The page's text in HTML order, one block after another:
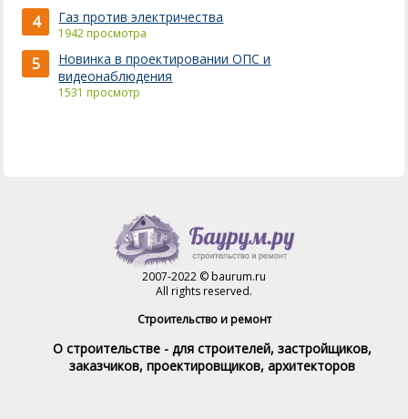
4 Газ против электричества
1942 просмотра
5
Новинка в проектировании ОПС и
видеонаблюдения
1531 просмотр
2007-2022 © baurum.ru
All rights reserved.
Строительство и ремонт
О строительстве - для строителей, застройщиков,
заказчиков, проектировщиков, архитекторов